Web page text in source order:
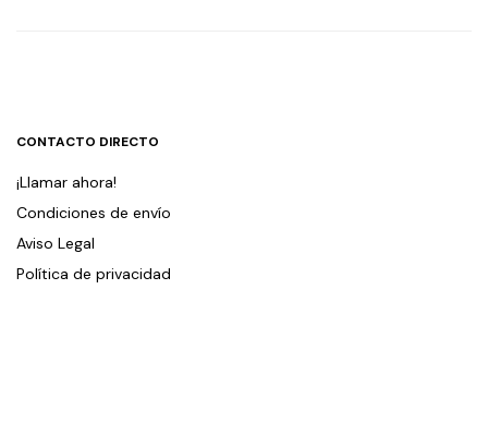
CONTACTO DIRECTO
¡Llamar ahora!
Condiciones de envío
Aviso Legal
Política de privacidad